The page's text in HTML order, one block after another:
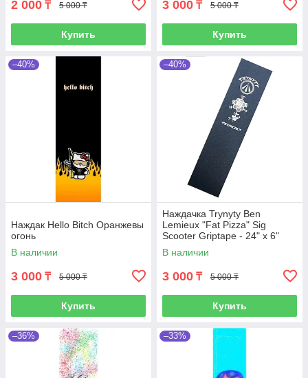
2 000 ₸ 5 000 ₸
Купить
3 000 ₸ 5 000 ₸
Купить
–40%
Наждак Hello Bitch Оранжевы
огонь
В наличии
3 000 ₸ 5 000 ₸
Купить
–40%
Наждачка Trynyty Ben
Lemieux "Fat Pizza" Sig
Scooter Griptape - 24" x 6"
В наличии
3 000 ₸ 5 000 ₸
Купить
–36% –33%